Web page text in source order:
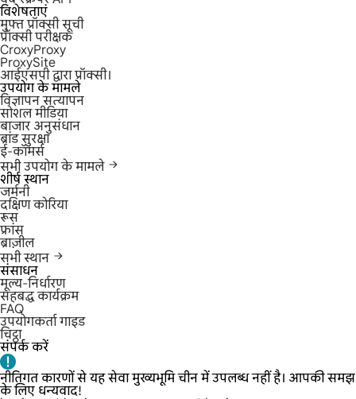
विशेषताएं
मुफ्त प्रॉक्सी सूची
प्रॉक्सी परीक्षक
CroxyProxy
ProxySite
आईएसपी द्वारा प्रॉक्सी।
उपयोग के मामले
विज्ञापन सत्यापन
सोशल मीडिया
बाजार अनुसंधान
ब्रांड सुरक्षा
ई-कॉमर्स
सभी उपयोग के मामले
शीर्ष स्थान
जर्मनी
दक्षिण कोरिया
रूस
फ्रांस
ब्राज़ील
सभी स्थान
संसाधन
मूल्य-निर्धारण
सहबद्ध कार्यक्रम
FAQ
उपयोगकर्ता गाइड
चिट्ठा
संपर्क करें
नीतिगत कारणों से यह सेवा मुख्यभूमि चीन में उपलब्ध नहीं है। आपकी समझ
के लिए धन्यवाद!